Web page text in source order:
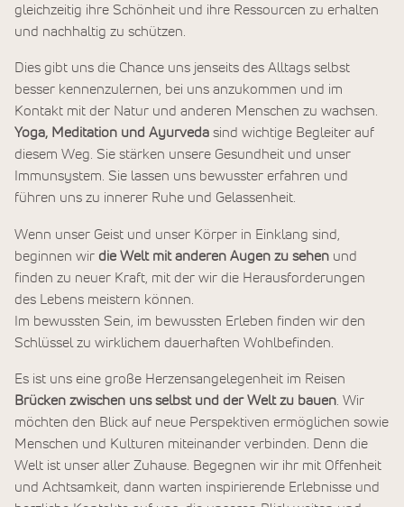
gleichzeitig ihre Schönheit und ihre Ressourcen zu erhalten
und nachhaltig zu schützen.
Dies gibt uns die Chance uns jenseits des Alltags selbst
besser kennenzulernen, bei uns anzukommen und im
Kontakt mit der Natur und anderen Menschen zu wachsen.
Yoga, Meditation und Ayurveda sind wichtige Begleiter auf
diesem Weg. Sie stärken unsere Gesundheit und unser
Immunsystem. Sie lassen uns bewusster erfahren und
führen uns zu innerer Ruhe und Gelassenheit.
Wenn unser Geist und unser Körper in Einklang sind,
beginnen wir die Welt mit anderen Augen zu sehen und
finden zu neuer Kraft, mit der wir die Herausforderungen
des Lebens meistern können.
Im bewussten Sein, im bewussten Erleben finden wir den
Schlüssel zu wirklichem dauerhaften Wohlbefinden.
Es ist uns eine große Herzensangelegenheit im Reisen
Brücken zwischen uns selbst und der Welt zu bauen . Wir
möchten den Blick auf neue Perspektiven ermöglichen sowie
Menschen und Kulturen miteinander verbinden. Denn die
Welt ist unser aller Zuhause. Begegnen wir ihr mit Offenheit
und Achtsamkeit, dann warten inspirierende Erlebnisse und